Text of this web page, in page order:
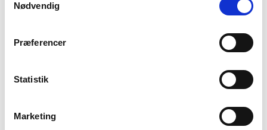
Nødvendig
Præferencer
Statistik
Marketing
Oqaatsit atukkiussat : Ombudsman, Smörgåsbord og Glögg
Taajuminaannerpaat: Sju sjösjuka sjömän sköttes av sjutton sköna